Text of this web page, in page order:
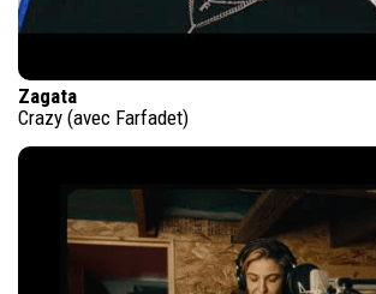
Zagata
Crazy (avec Farfadet)